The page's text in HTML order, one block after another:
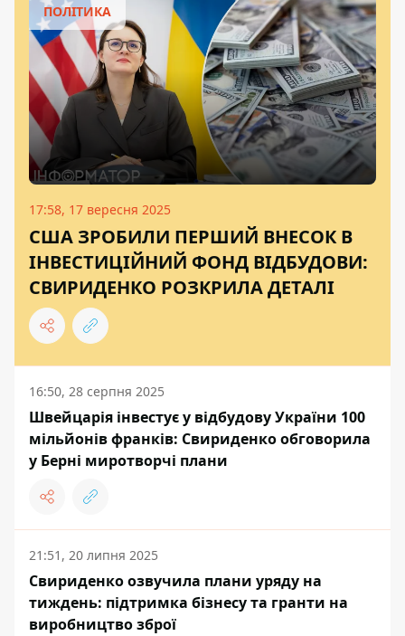
ПОЛІТИКА
17:58, 17 вересня 2025
США ЗРОБИЛИ ПЕРШИЙ ВНЕСОК В
ІНВЕСТИЦІЙНИЙ ФОНД ВІДБУДОВИ:
СВИРИДЕНКО РОЗКРИЛА ДЕТАЛІ
16:50, 28 серпня 2025
Швейцарія інвестує у відбудову України 100
мільйонів франків: Свириденко обговорила
у Берні миротворчі плани
21:51, 20 липня 2025
Свириденко озвучила плани уряду на
тиждень: підтримка бізнесу та гранти на
виробництво зброї